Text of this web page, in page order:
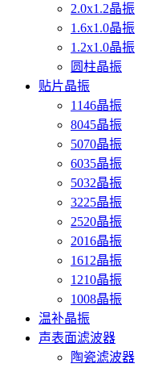
2.0x1.2晶振
1.6x1.0晶振
1.2x1.0晶振
圆柱晶振
贴片晶振
1146晶振
8045晶振
5070晶振
6035晶振
5032晶振
3225晶振
2520晶振
2016晶振
1612晶振
1210晶振
1008晶振
温补晶振
声表面滤波器
陶瓷滤波器